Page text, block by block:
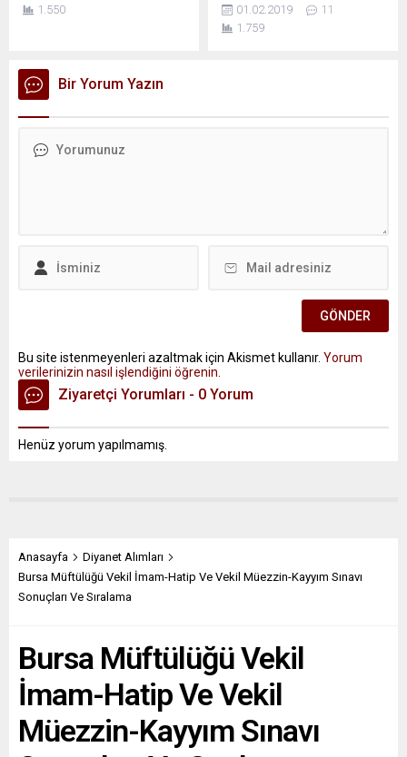
1.550
01.02.2019
11
1.759
Bir Yorum Yazın
Bu site istenmeyenleri azaltmak için Akismet kullanır. Yorum
verilerinizin nasıl işlendiğini öğrenin.
Ziyaretçi Yorumları - 0 Yorum
Henüz yorum yapılmamış.
Anasayfa
Diyanet Alımları
Bursa Müftülüğü Vekil İmam-Hatip Ve Vekil Müezzin-Kayyım Sınavı
Sonuçları Ve Sıralama
Bursa Müftülüğü Vekil
İmam-Hatip Ve Vekil
Müezzin-Kayyım Sınavı